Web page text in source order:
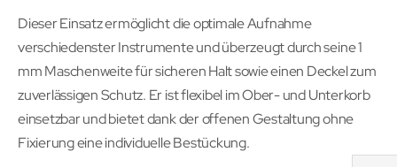
Dieser Einsatz ermöglicht die optimale Aufnahme
verschiedenster Instrumente und überzeugt durch seine 1
mm Maschenweite für sicheren Halt sowie einen Deckel zum
zuverlässigen Schutz. Er ist flexibel im Ober- und Unterkorb
einsetzbar und bietet dank der offenen Gestaltung ohne
Fixierung eine individuelle Bestückung.